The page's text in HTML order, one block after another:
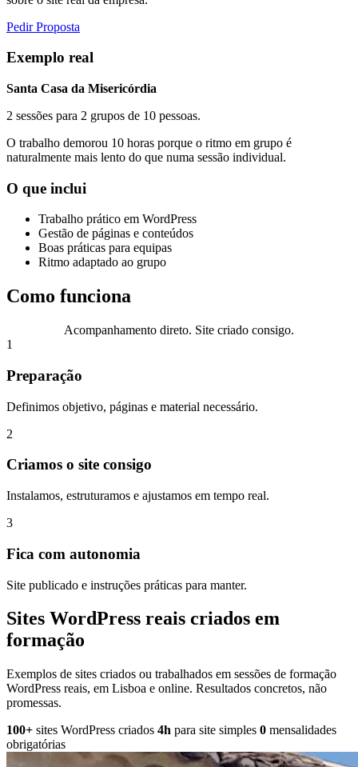
Pedir Proposta
Exemplo real
Santa Casa da Misericórdia
2 sessões para 2 grupos de 10 pessoas.
O trabalho demorou 10 horas porque o ritmo em grupo é
naturalmente mais lento do que numa sessão individual.
O que inclui
Trabalho prático em WordPress
Gestão de páginas e conteúdos
Boas práticas para equipas
Ritmo adaptado ao grupo
Como funciona
Acompanhamento direto. Site criado consigo.
1
Preparação
Definimos objetivo, páginas e material necessário.
2
Criamos o site consigo
Instalamos, estruturamos e ajustamos em tempo real.
3
Fica com autonomia
Site publicado e instruções práticas para manter.
Sites WordPress reais criados em
formação
Exemplos de sites criados ou trabalhados em sessões de formação
WordPress reais, em Lisboa e online. Resultados concretos, não
promessas.
100+ sites WordPress criados 4h para site simples 0 mensalidades
obrigatórias